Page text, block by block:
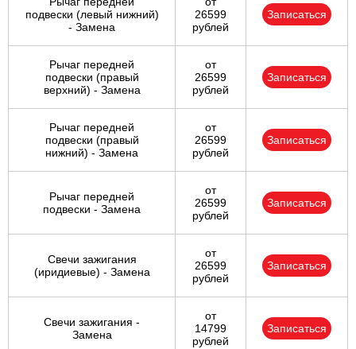
подвески (левый нижний)
- Замена
26599
рублей
Записаться
Рычаг передней
подвески (правый
верхний) - Замена
от
26599
рублей
Записаться
Рычаг передней
подвески (правый
нижний) - Замена
от
26599
рублей
Записаться
Рычаг передней
подвески - Замена
от
26599
рублей
Записаться
Свечи зажигания
(иридиевые) - Замена
от
26599
рублей
Записаться
Свечи зажигания -
Замена
от
14799
рублей
Записаться